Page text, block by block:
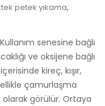
petek yıkama,
senesine bağlı
ve oksijene bağlı
kireç, kışır,
çamurlaşma
olarak görülür. Ortaya